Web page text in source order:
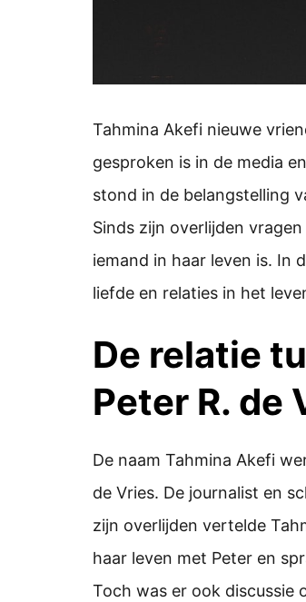
Tahmina Akefi nieuwe
gesproken is in de media
stond in de belangstelling
Sinds zijn overlijden
iemand in haar leven is. In
liefde en relaties in het
De relatie
Peter R. de
De naam Tahmina Akefi
de Vries. De journalist en
zijn overlijden vertelde
haar leven met Peter en
Toch was er ook discussie